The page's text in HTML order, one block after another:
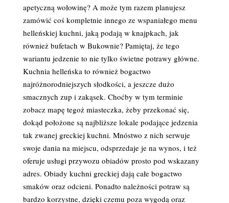
apetyczną wołowinę? A może tym razem planujesz
zamówić coś kompletnie innego ze wspaniałego menu
helleńskiej kuchni, jaką podają w knajpkach, jak
również bufetach w Bukownie? Pamiętaj, że tego
wariantu jedzenie to nie tylko świetne potrawy główne.
Kuchnia helleńska to również bogactwo
najróżnorodniejszych słodkości, a jeszcze dużo
smacznych zup i zakąsek. Choćby w tym terminie
zobacz mapę tegoż miasteczka, żeby przekonać się,
dokąd położone są najbliższe lokale podające jedzenia
tak zwanej greckiej kuchni. Mnóstwo z nich serwuje
swoje dania na miejscu, odsprzedaje je na wynos, i też
oferuje usługi przywozu obiadów prosto pod wskazany
adres. Obiady kuchni greckiej dają całe bogactwo
smaków oraz odcieni. Ponadto należności potraw są
bardzo korzystne, dzięki czemu poza wygodą oraz